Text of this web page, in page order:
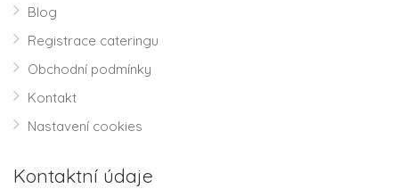
Blog
Registrace cateringu
Obchodní podmínky
Kontakt
Nastavení cookies
Kontaktní údaje